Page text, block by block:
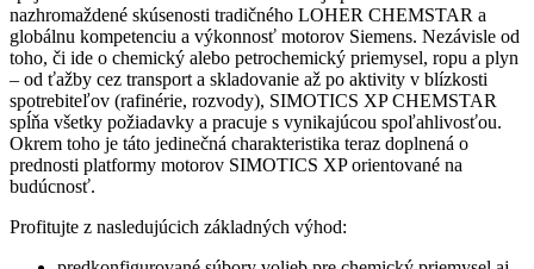
nazhromaždené skúsenosti tradičného LOHER CHEMSTAR a
globálnu kompetenciu a výkonnosť motorov Siemens. Nezávisle od
toho, či ide o chemický alebo petrochemický priemysel, ropu a plyn
– od ťažby cez transport a skladovanie až po aktivity v blízkosti
spotrebiteľov (rafinérie, rozvody), SIMOTICS XP CHEMSTAR
spĺňa všetky požiadavky a pracuje s vynikajúcou spoľahlivosťou.
Okrem toho je táto jedinečná charakteristika teraz doplnená o
prednosti platformy motorov SIMOTICS XP orientované na
budúcnosť.
Profitujte z nasledujúcich základných výhod: